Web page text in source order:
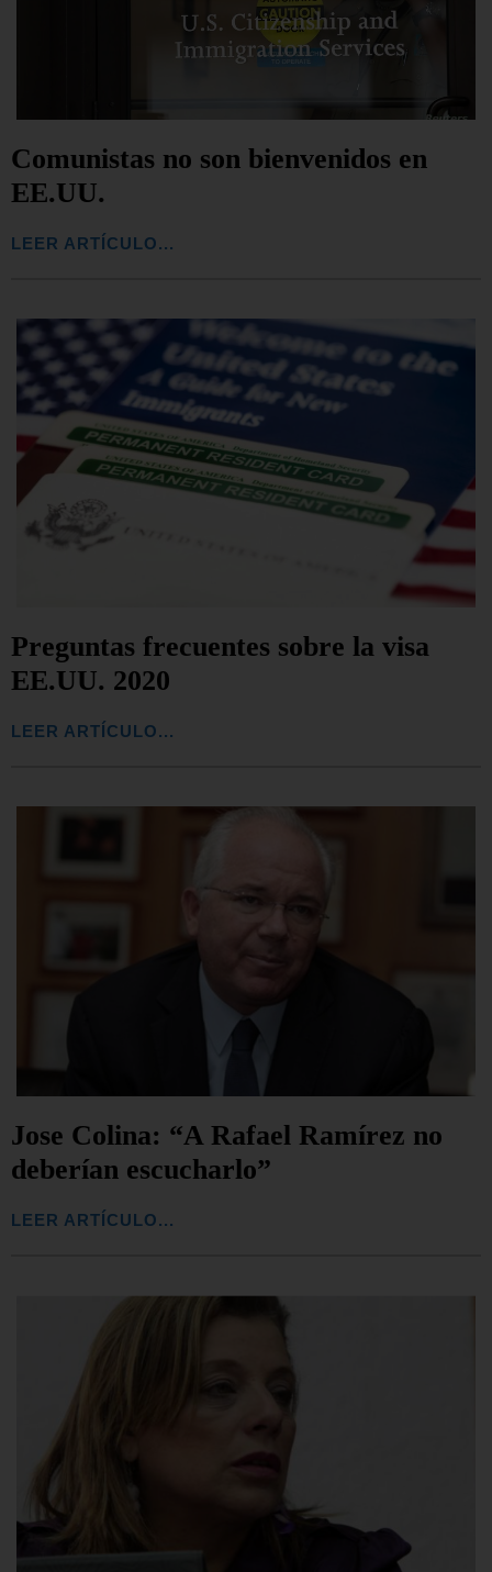
Comunistas no son bienvenidos en
EE.UU.
LEER ARTÍCULO...
Preguntas frecuentes sobre la visa
EE.UU. 2020
LEER ARTÍCULO...
Jose Colina: “A Rafael Ramírez no
deberían escucharlo”
LEER ARTÍCULO...